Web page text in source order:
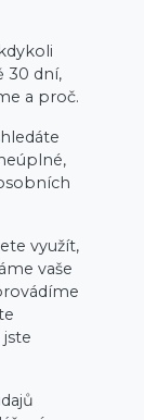
30 dní,
a proč.
využít,
vaše